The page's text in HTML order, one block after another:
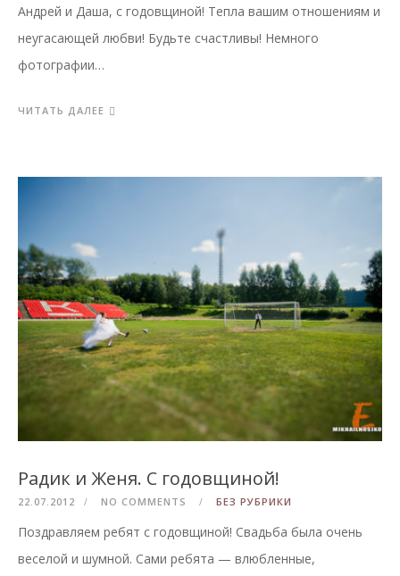
Андрей и Даша, с годовщиной! Тепла вашим отношениям и
неугасающей любви! Будьте счастливы! Немного
фотографии…
ЧИТАТЬ ДАЛЕЕ
Радик и Женя. С годовщиной!
22.07.2012 NO COMMENTS БЕЗ РУБРИКИ
Поздравляем ребят с годовщиной! Свадьба была очень
веселой и шумной. Сами ребята — влюбленные,